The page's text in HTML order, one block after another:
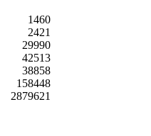
1460
2421
29990
42513
38858
158448
2879621